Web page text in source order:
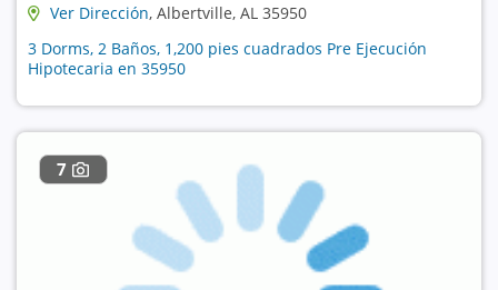
Ver Dirección, Albertville, AL 35950
3 Dorms, 2 Baños, 1,200 pies cuadrados Pre Ejecución
Hipotecaria en 35950
7